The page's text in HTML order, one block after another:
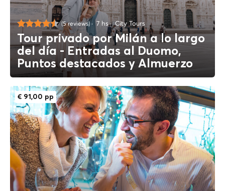
(5 reviews) 7 hs City Tours
Tour privado por Milán a lo largo
del día - Entradas al Duomo,
Puntos destacados y Almuerzo
€ 91,00 pp